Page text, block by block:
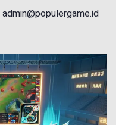
admin@populergame.id